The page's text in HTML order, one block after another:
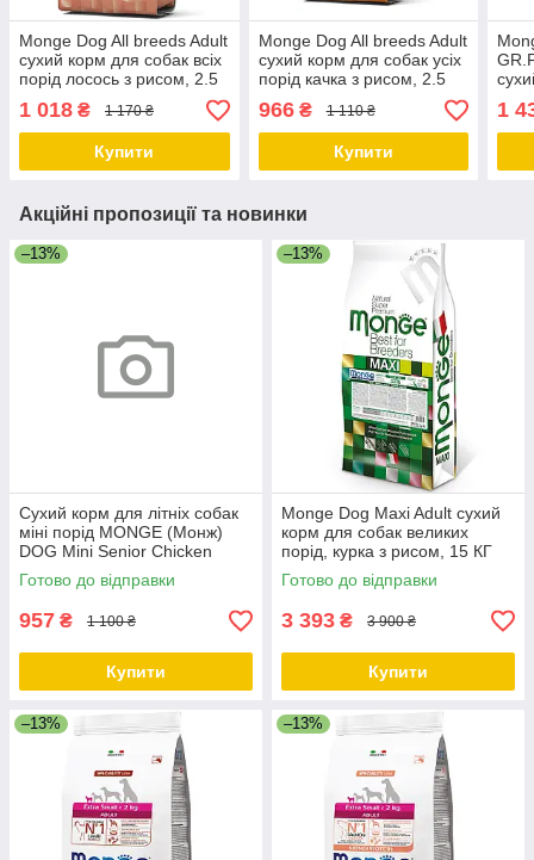
Monge Dog All breeds Adult
сухий корм для собак всіх
порід лосось з рисом, 2.5
КГ
1 018 ₴ 1 170 ₴
Купити
Monge Dog All breeds Adult
сухий корм для собак усіх
порід качка з рисом, 2.5
КГ
966₴ 1 110 ₴
Купити
1
Акційні пропозиції та новинки
–13%
Сухий корм для літніх собак
міні порід MONGE (Монж)
DOG Mini Senior Chicken
курка 3 кг
Готово до відправки
957 ₴ 1 100 ₴
Купити
–13%
Monge Dog Maxi Adult сухий
корм для собак великих
порід, курка з рисом, 15 КГ
Готово до відправки
3 393 ₴ 3 900 ₴
Купити
–13% –13%